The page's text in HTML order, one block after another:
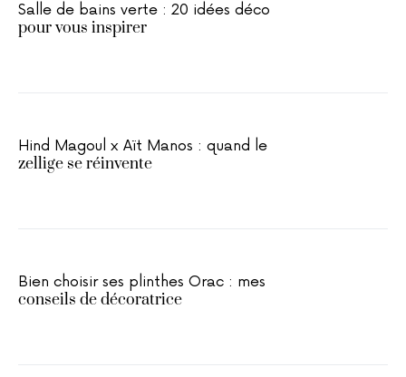
Salle de bains verte : 20 idées déco
pour vous inspirer
Hind Magoul x Aït Manos : quand le
zellige se réinvente
Bien choisir ses plinthes Orac : mes
conseils de décoratrice